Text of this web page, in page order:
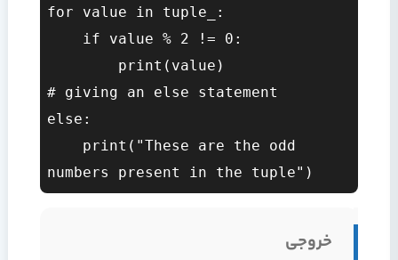
for value in tuple_:
# giving an else statement
else:
خروجی